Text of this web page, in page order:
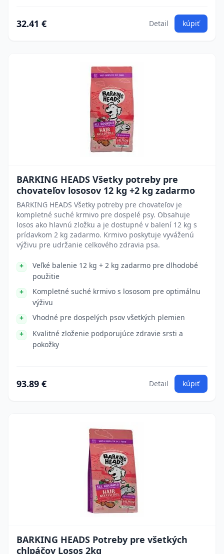
32.41 € Detail kúpiť
BARKING HEADS Všetky potreby pre
chovateľov lososov 12 kg +2 kg zadarmo
BARKING HEADS Všetky potreby pre chovateľov je
kompletné suché krmivo pre dospelé psy. Obsahuje
losos ako hlavnú zložku a je dostupné v balení 12 kg s
prídavkom 2 kg zadarmo. Krmivo poskytuje vyváženú
výživu pre udržanie celkového zdravia psa.
Veľké balenie 12 kg + 2 kg zadarmo pre dlhodobé
použitie
Kompletné suché krmivo s lososom pre optimálnu
výživu
Vhodné pre dospelých psov všetkých plemien
Kvalitné zloženie podporujúce zdravie srsti a
pokožky
93.89 € Detail kúpiť
BARKING HEADS Potreby pre všetkých
chlpáčov Losos 2kg